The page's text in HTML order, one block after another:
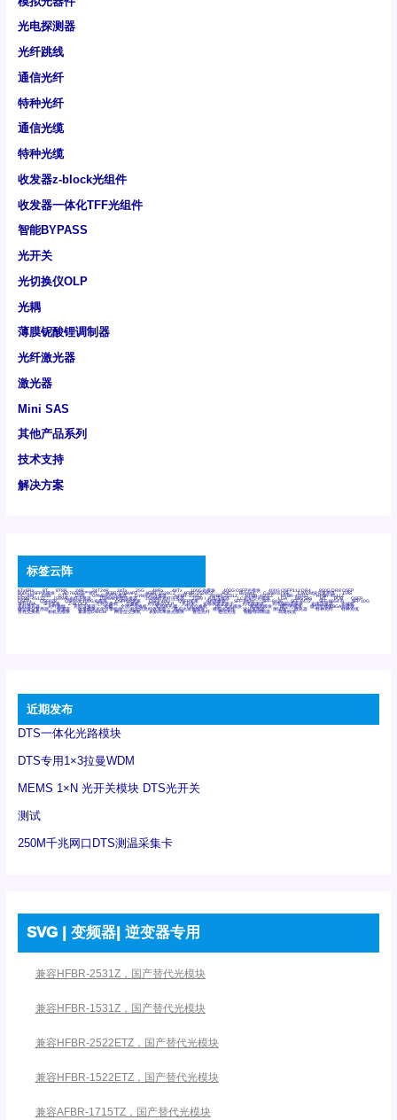
光电探测器
光纤跳线
通信光纤
特种光纤
通信光缆
特种光缆
收发器z-block光组件
收发器一体化TFF光组件
智能BYPASS
光开关
光切换仪OLP
光耦
薄膜铌酸锂调制器
光纤激光器
激光器
Mini SAS
其他产品系列
技术支持
解决方案
标签云阵
6Tx6Rx 8T 8T8R 24R 24T24R 24Tx 25G 48Rx 48Tx 100G光模块 400G OSFP光模块 400G QSFP112 DR4 800G DR8 OSFP
800G OSFP光模块 AD7606国产替代 AFBR-57B4APZ AFBR-1528CZ AFBR-2528CZ AOC Bypass Camera Link CWDM波分复用器 DAS
DC~4M DSS DTS DVS GYMB光纤连接器 GYM光纤连接器 HFBR-1531Z HFBR-2531Z HFBR-4501Z HFBR-4503Z HFBR-4511Z
HFBR-4513Z J599A6光纤连接器 J599A8光电连接器 J599MT光纤连接器 J599Ⅰ光电连接器 LC超短型光模块 LGA Mini SAS MT POB QSFP
QSFP+ QSFP28 QSFP28 100G光模块 QSFP28笼座 QSFP 40G QSFP笼座 RP连接器 SFF-8431 SFF-8436 SFF-8472 SFF-8654 4i SFP 10G
SFP MSA SFP笼座 Z-BLOCK 万兆交换机 交换机 光切换仪OLP 光开关 光模块笼子座子 光电探测器 光电编码器模块 光电连接器 光端机
光纤激光器 光纤跳线 光纤连接器 光耦 全国产交换机 军品级光耦 千兆交换机 国产化光模块 射频光模块 微型光模块 微型可插拔BGA光模块
微型波分复用器 探测器 收发模块光学引擎组件 机架式光纤收发器 模拟光发射模块 模拟光器件 波分复用器 测试版 激光器 特种光纤 特种光缆
百兆交换机 相机光模块 紧凑型DWDM 网管型交换机 表贴式单路光模块 通信光纤 通信光缆 铌酸锂调制器 高速线缆
近期发布
DTS一体化光路模块
DTS专用1×3拉曼WDM
MEMS 1×N 光开关模块 DTS光开关
测试
250M千兆网口DTS测温采集卡
SVG | 变频器| 逆变器专用
兼容HFBR-2531Z，国产替代光模块
兼容HFBR-1531Z，国产替代光模块
兼容HFBR-2522ETZ，国产替代光模块
兼容HFBR-1522ETZ，国产替代光模块
兼容AFBR-1715TZ，国产替代光模块